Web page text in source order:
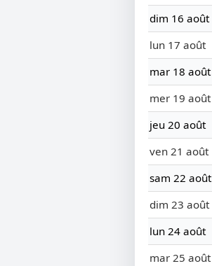
dim 16 août
lun 17 août
mar 18 août
mer 19 août
jeu 20 août
ven 21 août
sam 22 août
dim 23 août
lun 24 août
mar 25 août